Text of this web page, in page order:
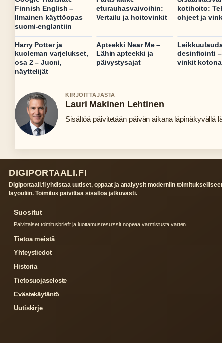
Finnish English –
Ilmainen käyttöopas
suomi-englantiin
eturauhasvaivoihin:
Vertailu ja hoitovinkit
kotihoito:
ohjeet ja
Harry Potter ja
kuoleman varjelukset,
osa 2 – Juoni,
näyttelijät
Apteekki Near Me –
Lähin apteekki ja
päivystysajat
desinfiointi
vinkit kotona
KIRJOITTAJASTA
Lauri Makinen Lehtinen
Sisältöä päivitetään päivän aikana läpinäkyvällä
DIGIPORTAALI.FI
Digiportaali.fi yhdistaa uutiset, oppaat ja analyysit moderniin
layoutiin. Toimitus paivittaa sisaltoa jatkuvasti.
Suositut
Paivittaiset toimitusbriefit ja luottamusresurssit nopeaa varmistusta varten.
Tietoa meistä
Yhteystiedot
Historia
Tietosuojaseloste
Evästekäytäntö
Uutiskirje